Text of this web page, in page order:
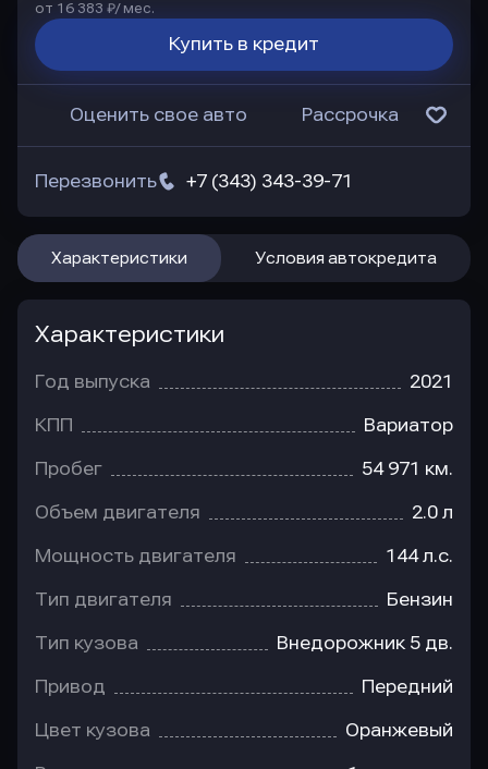
от 16 383 ₽/ мес.
Купить в кредит
Оценить свое авто Рассрочка
+7 (343) 343-39-71
Перезвонить
Характеристики Условия автокредита
Характеристики
Год выпуска 2021
КПП Вариатор
Пробег 54 971 км.
Объем двигателя 2.0 л
Мощность двигателя 144 л.с.
Тип двигателя Бензин
Тип кузова Внедорожник 5 дв.
Привод Передний
Цвет кузова Оранжевый